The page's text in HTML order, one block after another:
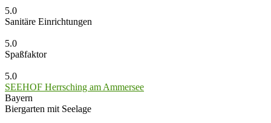
5.0
Sanitäre Einrichtungen
5.0
Spaßfaktor
5.0
SEEHOF Herrsching am Ammersee
Bayern
Biergarten mit Seelage